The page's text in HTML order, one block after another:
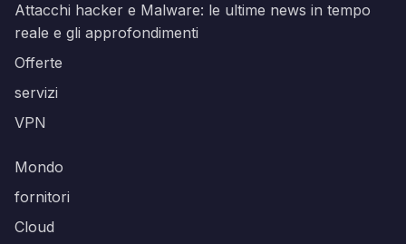
Attacchi hacker e Malware: le ultime news in tempo
reale e gli approfondimenti
Offerte
servizi
VPN
Mondo
fornitori
Cloud